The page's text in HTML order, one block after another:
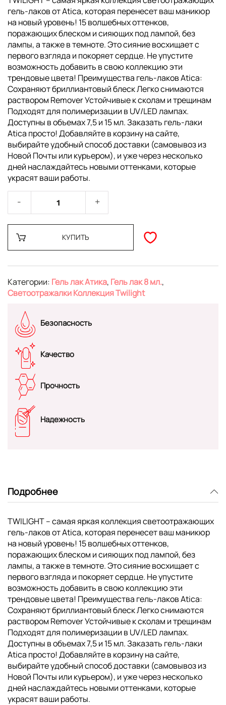
гель-лаков от Atica, которая перенесет ваш маникюр
на новый уровень! 15 волшебных оттенков,
поражающих блеском и сияющих под лампой, без
лампы, а также в темноте. Это сияние восхищает с
первого взгляда и покоряет сердце. Не упустите
возможность добавить в свою коллекцию эти
трендовые цвета! Преимущества гель-лаков Atica:
Сохраняют бриллиантовый блеск Легко снимаются
раствором Remover Устойчивые к сколам и трещинам
Подходят для полимеризации в UV/LED лампах.
Доступны в объемах 7,5 и 15 мл. Заказать гель-лаки
Atica просто! Добавляйте в корзину на сайте,
выбирайте удобный способ доставки (самовывоз из
Новой Почты или курьером), и уже через несколько
дней наслаждайтесь новыми оттенками, которые
украсят ваши работы.
КУПИТЬ
Категории: Гель лак Атика, Гель лак 8 мл.,
Светоотражалки Коллекция Twilight
Безопасность
Качество
Прочность
Надежность
Подробнее
TWILIGHT – самая яркая коллекция светоотражающих
гель-лаков от Atica, которая перенесет ваш маникюр
на новый уровень! 15 волшебных оттенков,
поражающих блеском и сияющих под лампой, без
лампы, а также в темноте. Это сияние восхищает с
первого взгляда и покоряет сердце. Не упустите
возможность добавить в свою коллекцию эти
трендовые цвета! Преимущества гель-лаков Atica:
Сохраняют бриллиантовый блеск Легко снимаются
раствором Remover Устойчивые к сколам и трещинам
Подходят для полимеризации в UV/LED лампах.
Доступны в объемах 7,5 и 15 мл. Заказать гель-лаки
Atica просто! Добавляйте в корзину на сайте,
выбирайте удобный способ доставки (самовывоз из
Новой Почты или курьером), и уже через несколько
дней наслаждайтесь новыми оттенками, которые
украсят ваши работы.